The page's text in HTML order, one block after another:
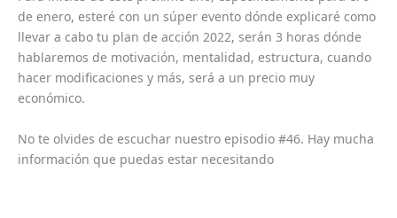
de enero, esteré con un súper evento dónde explicaré como
llevar a cabo tu plan de acción 2022, serán 3 horas dónde
hablaremos de motivación, mentalidad, estructura, cuando
hacer modificaciones y más, será a un precio muy
económico.
No te olvides de escuchar nuestro episodio #46. Hay mucha
información que puedas estar necesitando